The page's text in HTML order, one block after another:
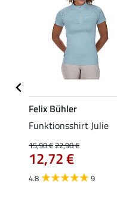
Felix Bühler
Funktionsshirt Julie
15,90 €22,90 €
12,72 €
4.8 9